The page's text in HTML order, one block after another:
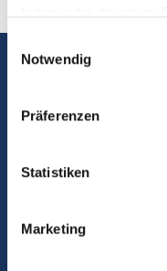
Notwendig
Präferenzen
Statistiken
Marketing